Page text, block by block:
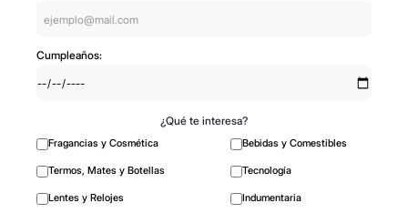
Cumpleaños:
¿Qué te interesa?
Fragancias y Cosmética Bebidas y Comestibles
Termos, Mates y Botellas Tecnología
Lentes y Relojes Indumentaria